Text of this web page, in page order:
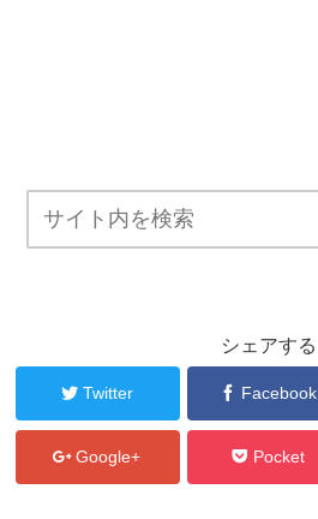
シェアする
Twitter Facebook
Google+ Pocket